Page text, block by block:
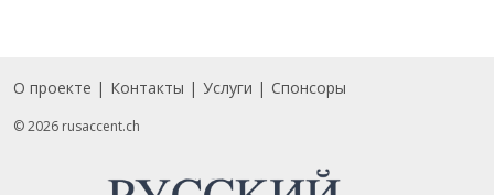
Footer
О проекте Контакты Услуги Спонсоры
© 2026 rusaccent.ch